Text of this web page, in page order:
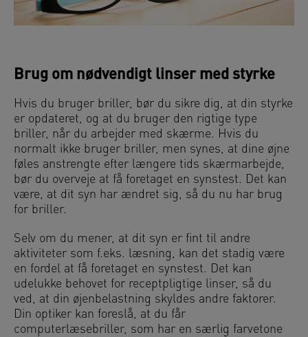
Brug om nødvendigt linser med styrke
Hvis du bruger briller, bør du sikre dig, at din styrke
er opdateret, og at du bruger den rigtige type
briller, når du arbejder med skærme. Hvis du
normalt ikke bruger briller, men synes, at dine øjne
føles anstrengte efter længere tids skærmarbejde,
bør du overveje at få foretaget en synstest. Det kan
være, at dit syn har ændret sig, så du nu har brug
for briller.
Selv om du mener, at dit syn er fint til andre
aktiviteter som f.eks. læsning, kan det stadig være
en fordel at få foretaget en synstest. Det kan
udelukke behovet for receptpligtige linser, så du
ved, at din øjenbelastning skyldes andre faktorer.
Din optiker kan foreslå, at du får
computerlæsebriller, som har en særlig farvetone